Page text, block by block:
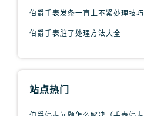
伯爵手表发条一直上不紧处理技巧
伯爵手表脏了处理方法大全
站点热门